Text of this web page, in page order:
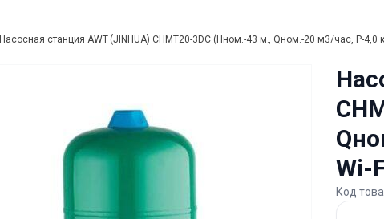
Насосная станция AWT (JINHUA) CHMT20-3DC (Нном.-43 м., Qном.-20 м3/час, Р-4,0
Wi-
Код